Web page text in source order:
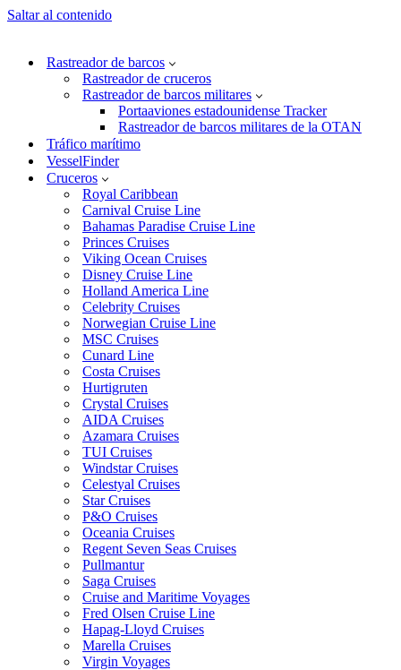
Saltar al contenido
Rastreador de barcos
Rastreador de cruceros
Rastreador de barcos militares
Portaaviones estadounidense Tracker
Rastreador de barcos militares de la OTAN
Tráfico marítimo
VesselFinder
Cruceros
Royal Caribbean
Carnival Cruise Line
Bahamas Paradise Cruise Line
Princes Cruises
Viking Ocean Cruises
Disney Cruise Line
Holland America Line
Celebrity Cruises
Norwegian Cruise Line
MSC Cruises
Cunard Line
Costa Cruises
Hurtigruten
Crystal Cruises
AIDA Cruises
Azamara Cruises
TUI Cruises
Windstar Cruises
Celestyal Cruises
Star Cruises
P&O Cruises
Oceania Cruises
Regent Seven Seas Cruises
Pullmantur
Saga Cruises
Cruise and Maritime Voyages
Fred Olsen Cruise Line
Hapag-Lloyd Cruises
Marella Cruises
Virgin Voyages